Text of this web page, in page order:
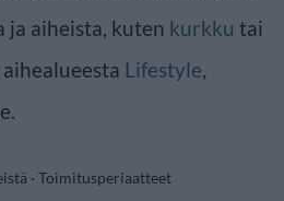
aiheista, kuten kurkku tai
Lifestyle,
· Toimitusperiaatteet